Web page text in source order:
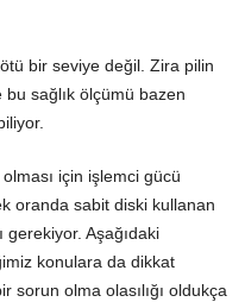
bir seviye değil. Zira pilin
bu sağlık ölçümü bazen
için işlemci gücü
oranda sabit diski kullanan
gerekiyor. Aşağıdaki
konulara da dikkat
sorun olma olasılığı oldukça